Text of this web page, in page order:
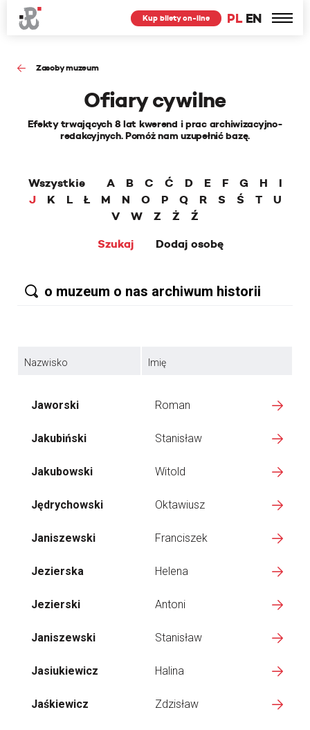
PL EN
Kup bilety on-line
Zasoby muzeum
Ofiary cywilne
Efekty trwających 8 lat kwerend i prac archiwizacyjno-
redakcyjnych. Pomóż nam uzupełnić bazę.
Wszystkie A B C Ć D E F G H
I
J
K L Ł M N O P Q R S Ś T
U
V
W Z Ż
Ź
Szukaj
Dodaj osobę
Nazwisko Imię
Jaworski Roman
Jakubiński Stanisław
Jakubowski Witold
Jędrychowski Oktawiusz
Janiszewski Franciszek
Jezierska Helena
Jezierski Antoni
Janiszewski Stanisław
Jasiukiewicz Halina
Jaśkiewicz Zdzisław